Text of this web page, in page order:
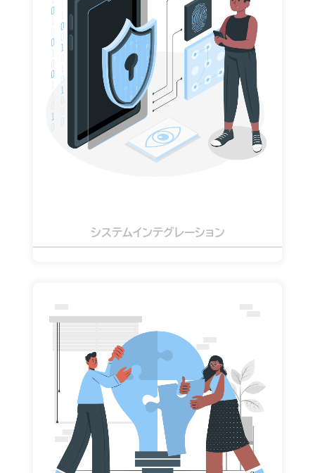
システムインテグレーション
統合ID管理 /
シングルサインオンの導入
詳細を見る
双方のシステム運用フロー分
析 /
新しい環境への 適応サポート